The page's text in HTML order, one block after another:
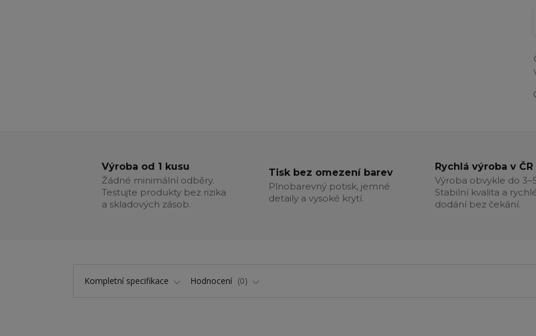
Výroba od 1 kusu
Žádné minimální odběry.
Testujte produkty bez rizika
a skladových zásob.
Tisk bez omezení barev
Plnobarevný potisk, jemné
detaily a vysoké krytí.
Rychlá výroba v ČR
Výroba obvykle do
Stabilní kvalita a
dodání bez čekání.
Kompletní specifikace Hodnocení 0